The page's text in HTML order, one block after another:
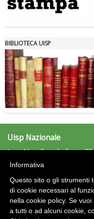
Tiziano Pesce nel Cda di
BIBLIOTECA UISP
Uisp Nazionale
L.go Nino Franchellucci,
Tel: 06.439841 - Fax:
C.F.: 97029170582
Area Riservata 2.0
Informativa
Questo sito o gli strumenti
di cookie necessari al
nella cookie policy. Se
a tutti o ad alcuni cookie,